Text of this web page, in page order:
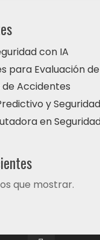
con IA
para Evaluación de
de Accidentes
y Seguridad
en
que mostrar.